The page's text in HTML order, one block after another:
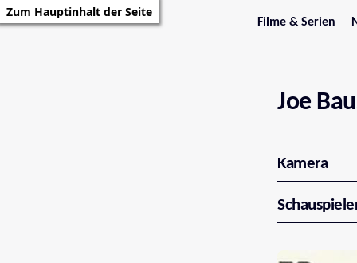
Zum Hauptinhalt der Seite
Filme & Serien
Trailer
Serienarchiv
Joe
Kamera